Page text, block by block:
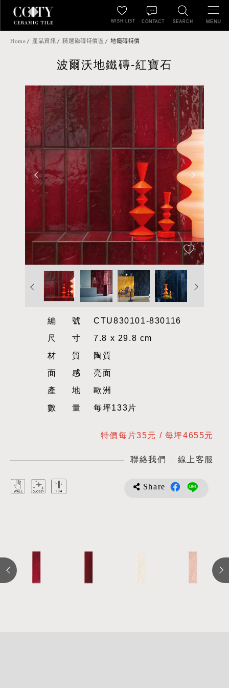
SEARCH
WISH LIST CONTACT MENU
Home 產品資訊 精選磁磚特價區 地鐵磚特價
波爾沃地鐵磚-紅寶石
編號CTU830101-830116
尺寸7.8 x 29.8 cm
材質陶質
面感亮面
產地歐洲
數量每坪133片
特價每片35元 / 每坪4655元
聯絡我們 線上客服
Share